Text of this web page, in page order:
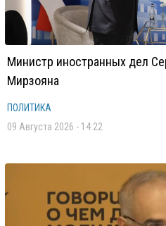
Министр иностранных дел
Мирзояна
ПОЛИТИКА
09 Августа 2026 - 14:22